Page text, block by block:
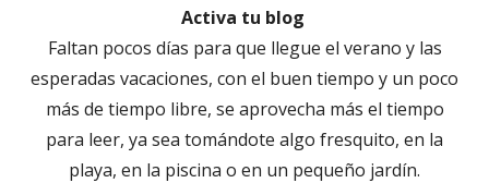
Activa tu blog
Faltan pocos días para que llegue el verano y las
esperadas vacaciones, con el buen tiempo y un poco
más de tiempo libre, se aprovecha más el tiempo
para leer, ya sea tomándote algo fresquito, en la
playa, en la piscina o en un pequeño jardín.